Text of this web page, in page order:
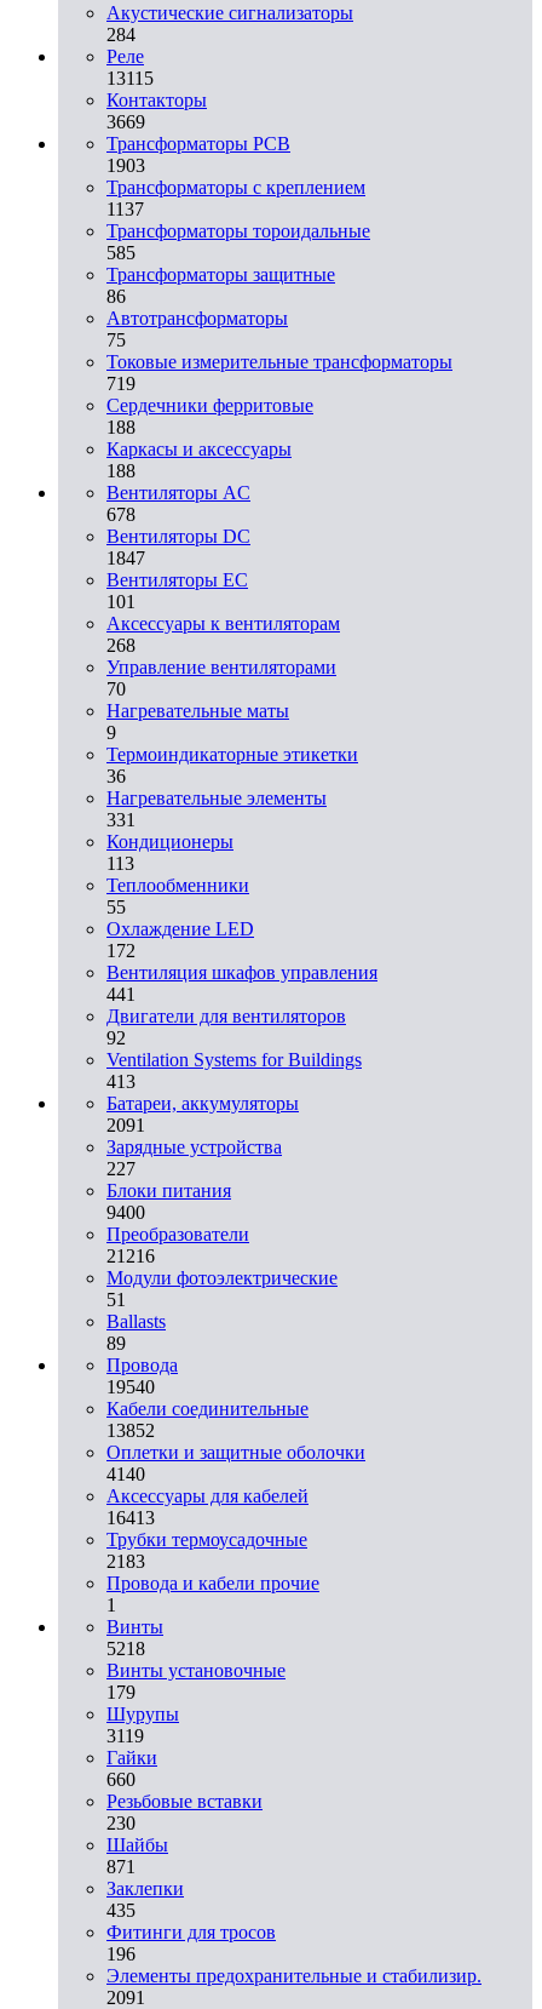
Акустические сигнализаторы
284
Реле
13115
Контакторы
3669
Трансформаторы PCB
1903
Трансформаторы с креплением
1137
Трансформаторы тороидальные
585
Трансформаторы защитные
86
Автотрансформаторы
75
Токовые измерительные трансформаторы
719
Сердечники ферритовые
188
Каркасы и аксессуары
188
Вентиляторы AC
678
Вентиляторы DC
1847
Вентиляторы EC
101
Аксессуары к вентиляторам
268
Управление вентиляторами
70
Нагревательные маты
9
Термоиндикаторные этикетки
36
Нагревательные элементы
331
Кондиционеры
113
Теплообменники
55
Охлаждение LED
172
Вентиляция шкафов управления
441
Двигатели для вентиляторов
92
Ventilation Systems for Buildings
413
Батареи, аккумуляторы
2091
Зарядные устройства
227
Блоки питания
9400
Преобразователи
21216
Модули фотоэлектрические
51
Ballasts
89
Провода
19540
Кабели соединительные
13852
Оплетки и защитные оболочки
4140
Аксессуары для кабелей
16413
Трубки термоусадочные
2183
Провода и кабели прочие
1
Винты
5218
Винты установочные
179
Шурупы
3119
Гайки
660
Резьбовые вставки
230
Шайбы
871
Заклепки
435
Фитинги для тросов
196
Элементы предохранительные и стабилизир.
2091